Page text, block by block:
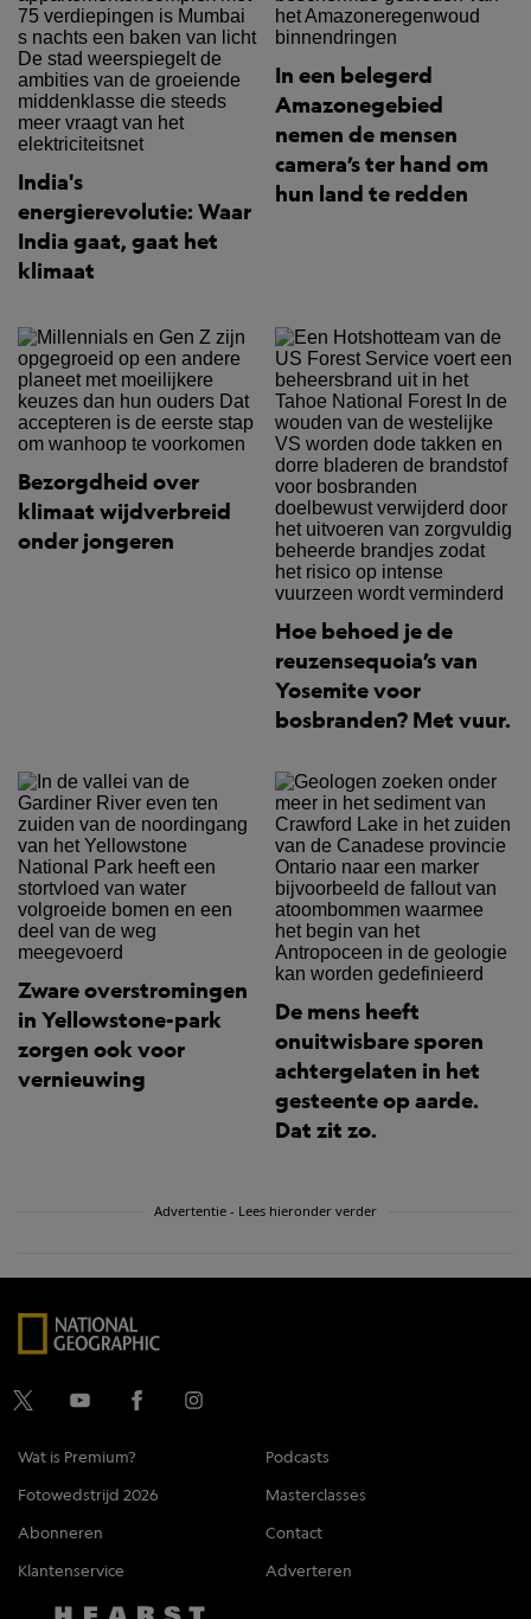
India's
energierevolutie: Waar
India gaat, gaat het
klimaat
In een belegerd
Amazonegebied
nemen de mensen
camera’s ter hand om
hun land te redden
Bezorgdheid over
klimaat wijdverbreid
onder jongeren
Hoe behoed je de
reuzensequoia’s van
Yosemite voor
bosbranden? Met vuur.
Zware overstromingen
in Yellowstone-park
zorgen ook voor
vernieuwing
De mens heeft
onuitwisbare sporen
achtergelaten in het
gesteente op aarde.
Dat zit zo.
Advertentie - Lees hieronder verder
Wat is Premium?
Podcasts
Fotowedstrijd 2026
Masterclasses
Abonneren
Contact
Klantenservice
Adverteren